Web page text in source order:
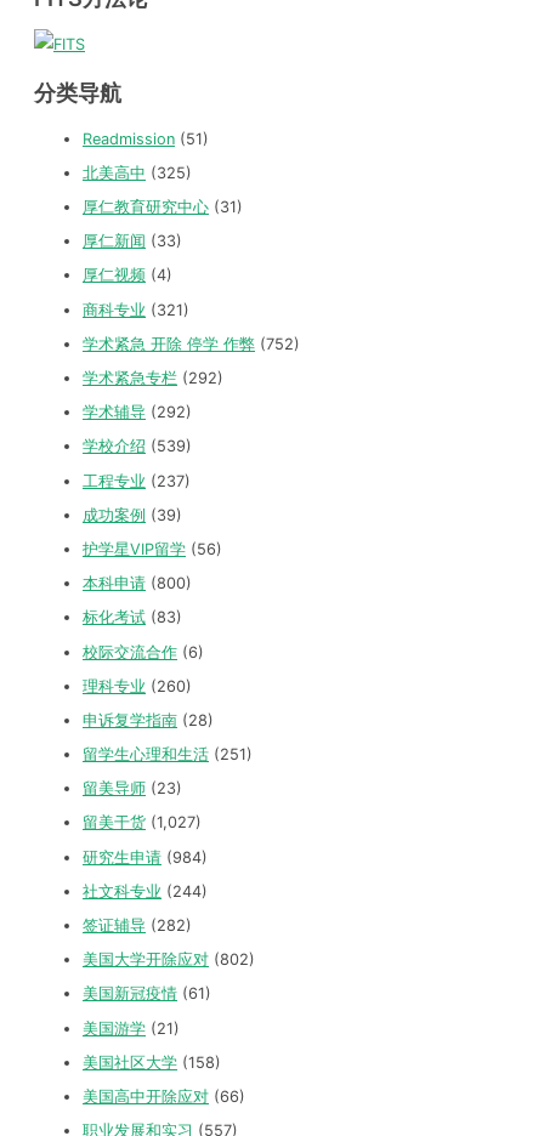
分类导航
Readmission (51)
北美高中 (325)
厚仁教育研究中心 (31)
厚仁新闻 (33)
厚仁视频 (4)
商科专业 (321)
学术紧急 开除 停学 作弊 (752)
学术紧急专栏 (292)
学术辅导 (292)
学校介绍 (539)
工程专业 (237)
成功案例 (39)
护学星VIP留学 (56)
本科申请 (800)
标化考试 (83)
校际交流合作 (6)
理科专业 (260)
申诉复学指南 (28)
留学生心理和生活 (251)
留美导师 (23)
留美干货 (1,027)
研究生申请 (984)
社文科专业 (244)
签证辅导 (282)
美国大学开除应对 (802)
美国新冠疫情 (61)
美国游学 (21)
美国社区大学 (158)
美国高中开除应对 (66)
职业发展和实习 (557)